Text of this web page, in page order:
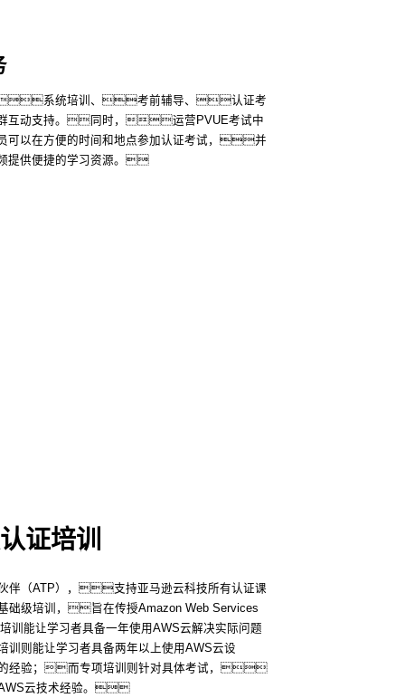
系统培训、考前辅导、认证考
群互动支持。同时，运营PVUE考试中
以在方便的时间和地点参加认证考试，并
提供便捷的学习资源。
证培训
伴（ATP），支持亚马逊云科技所有认证课
级培训，旨在传授Amazon Web Services
能让学习者具备一年使用AWS云解决实际问题
则能让学习者具备两年以上使用AWS云设
经验；而专项培训则针对具体考试，
AWS云技术经验。